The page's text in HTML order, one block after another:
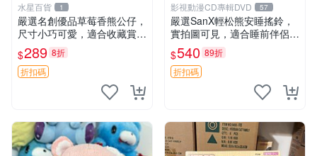
水星百貨 1
嚴選名創優品草莓香熊公仔，
尺寸小巧可愛，適合收藏賞玩
30cm 玩具 公仔 草莓熊
$289 8折
折扣碼
影視動漫CD專輯DVD 57
嚴選SanX輕松熊安睡搖鈴，
實拍圖可見，適合睡前伴侶，
Picks安撫好物 0325 懸吊 電
腦
$540 89折
折扣碼